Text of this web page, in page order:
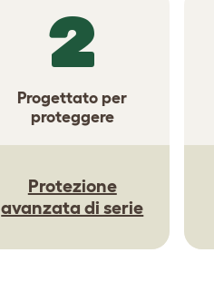
2
Progettato per
proteggere
Protezione
avanzata di serie